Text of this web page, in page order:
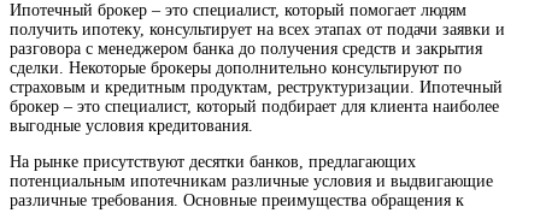
Ипотечный брокер – это специалист, который помогает людям
получить ипотеку, консультирует на всех этапах от подачи заявки и
разговора с менеджером банка до получения средств и закрытия
сделки. Некоторые брокеры дополнительно консультируют по
страховым и кредитным продуктам, реструктуризации. Ипотечный
брокер – это специалист, который подбирает для клиента наиболее
выгодные условия кредитования.
На рынке присутствуют десятки банков, предлагающих
потенциальным ипотечникам различные условия и выдвигающие
различные требования. Основные преимущества обращения к